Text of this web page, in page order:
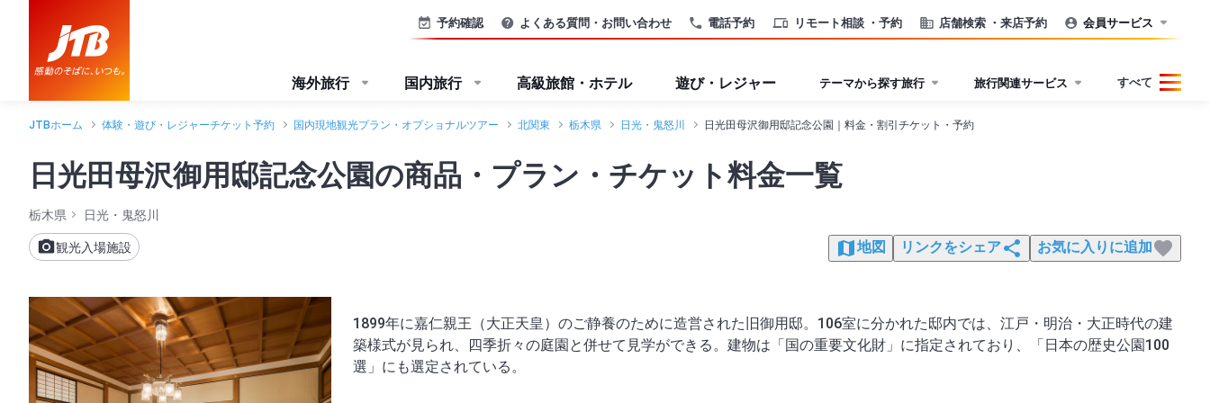
電話予約 リモート相談 ・予約 店舗検索 ・来店予約
予約確認 よくある質問・お問い合わせ 会員サービス
海外旅行 国内旅行 高級旅館・ホテル 遊び・レジャー テーマから探す旅行 旅行関連サービス すべて
JTBホーム 体験・遊び・レジャーチケット予約 国内現地観光プラン・オプショナルツアー 北関東 栃木県 日光・鬼怒川 日光田母沢御用邸記念公園｜料金・割引チケット・予約
日光田母沢御用邸記念公園の商品・プラン・チケット料金一覧
栃木県 日光・鬼怒川
観光入場施設 地図 リンクをシェア お気に入りに追加
1899年に嘉仁親王（大正天皇）のご静養のために造営された旧御用邸。106室に分かれた邸内では、江戸・明治・大正時代の建
築様式が見られ、四季折々の庭園と併せて見学ができる。建物は「国の重要文化財」に指定されており、「日本の歴史公園100